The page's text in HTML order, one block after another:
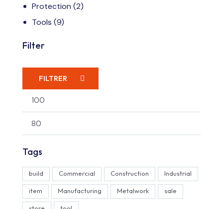
Protection (2)
Tools (9)
Filter
FILTRER
Tags
build Commercial Construction Industrial
item Manufacturing Metalwork sale